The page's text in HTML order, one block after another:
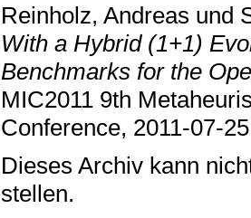
Reinholz, Andreas und
With a Hybrid (1+1)
Benchmarks for the
MIC2011 9th
Conference, 2011-07-
Dieses Archiv kann
stellen.